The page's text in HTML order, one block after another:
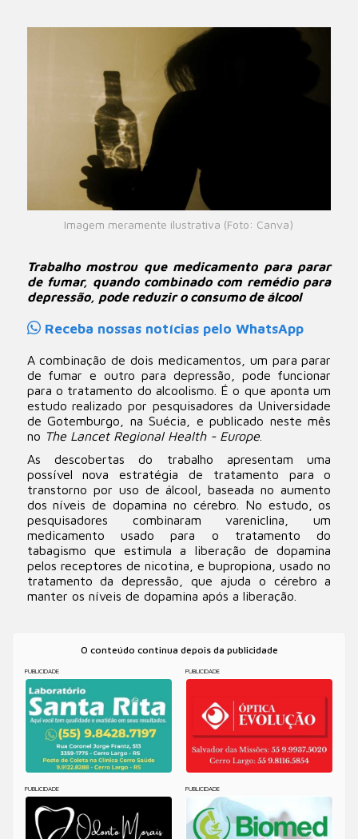
Imagem meramente ilustrativa (Foto: Canva)
Trabalho mostrou que medicamento para parar
de fumar, quando combinado com remédio para
depressão, pode reduzir o consumo de álcool
Receba nossas notícias pelo WhatsApp
A combinação de dois medicamentos, um para parar
de fumar e outro para depressão, pode funcionar
para o tratamento do alcoolismo. É o que aponta um
estudo realizado por pesquisadores da Universidade
de Gotemburgo, na Suécia, e publicado neste mês
no The Lancet Regional Health - Europe.
As descobertas do trabalho apresentam uma
possível nova estratégia de tratamento para o
transtorno por uso de álcool, baseada no aumento
dos níveis de dopamina no cérebro. No estudo, os
pesquisadores combinaram vareniclina, um
medicamento usado para o tratamento do
tabagismo que estimula a liberação de dopamina
pelos receptores de nicotina, e bupropiona, usado no
tratamento da depressão, que ajuda o cérebro a
manter os níveis de dopamina após a liberação.
O conteúdo continua depois da publicidade
PUBLICIDADE PUBLICIDADE
PUBLICIDADE PUBLICIDADE